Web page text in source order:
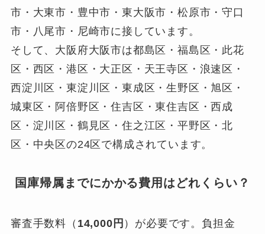
市・大東市・豊中市・東大阪市・松原市・守口
市・八尾市・尼崎市に接しています。
そして、大阪府大阪市は都島区・福島区・此花
区・西区・港区・大正区・天王寺区・浪速区・
西淀川区・東淀川区・東成区・生野区・旭区・
城東区・阿倍野区・住吉区・東住吉区・西成
区・淀川区・鶴見区・住之江区・平野区・北
区・中央区の24区で構成されています。
国庫帰属までにかかる費用はどれくらい？
審査手数料（ 14,000円 ）が必要です。負担金